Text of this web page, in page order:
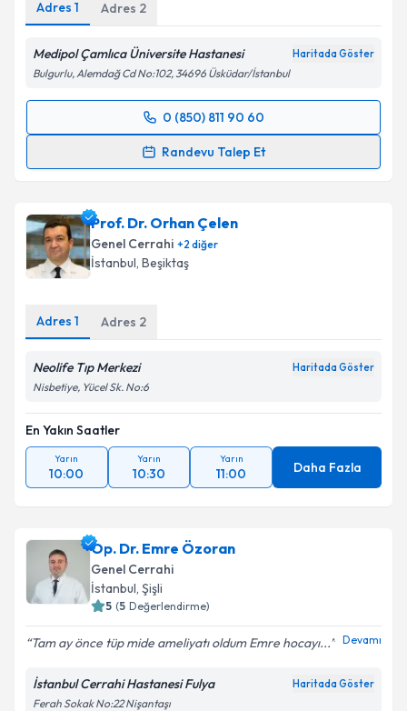
Adres 1 Adres 2
Medipol Çamlıca Üniversite Hastanesi Haritada Göster
Bulgurlu, Alemdağ Cd No:102, 34696 Üsküdar/İstanbul
0 (850) 811 90 60
Randevu Talep Et
Randevu Takvimi Talebi
takvim hazırlandığında e-posta ile bilgilendireceğiz.
E-posta Adresiniz
Metni'ni okudum ve kişisel verilerimin belirtilen
kapsamda işlenmesini kabul ediyorum.
Takvim Talebini Gönder
Prof. Dr. Orhan Çelen
Genel Cerrahi +2 diğer
İstanbul, Beşiktaş
Adres 1 Adres 2
Neolife Tıp Merkezi Haritada Göster
Nisbetiye, Yücel Sk. No:6
En Yakın Saatler
Yarın
10:00
Yarın
10:30
Yarın
11:00 Daha Fazla
Op. Dr. Emre Özoran
Genel Cerrahi
İstanbul, Şişli
5 (5 Değerlendirme)
Tam ay önce tüp mide ameliyatı oldum Emre hocayı... Devamı
İstanbul Cerrahi Hastanesi Fulya Haritada Göster
Ferah Sokak No:22 Nişantaşı